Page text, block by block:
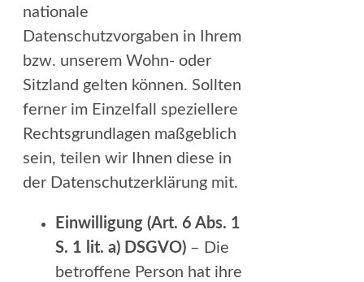
nationale
Datenschutzvorgaben in Ihrem
bzw. unserem Wohn- oder
Sitzland gelten können. Sollten
ferner im Einzelfall speziellere
Rechtsgrundlagen maßgeblich
sein, teilen wir Ihnen diese in
der Datenschutzerklärung mit.
Einwilligung (Art. 6 Abs. 1
S. 1 lit. a) DSGVO) – Die
betroffene Person hat ihre